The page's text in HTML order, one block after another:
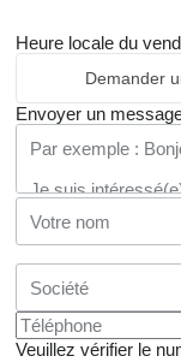
Heure locale du
Demander
Envoyer un
Veuillez vérifier le